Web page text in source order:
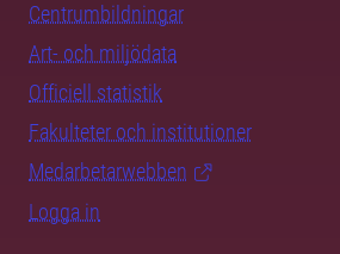
Centrumbildningar
Art- och miljödata
Officiell statistik
Fakulteter och institutioner
Medarbetarwebben
Logga in